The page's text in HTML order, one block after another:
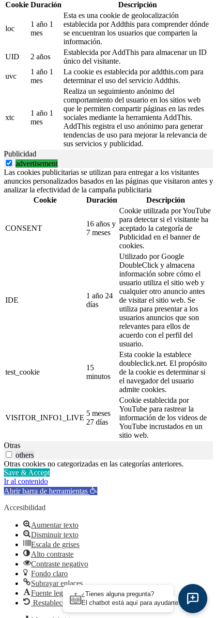
Cookie Duración Descripción
loc
1 año 1
mes
Esta es una cookie de geolocalización
establecida por Addthis para comprender dónde
se encuentran los usuarios que comparten la
información.
UID
2 años
Establecida por AddThis para almacenar un ID
único del visitante.
uvc
1 año 1
mes
La cookie es establecida por addthis.com para
determinar el uso del servicio Addthis.
xtc
1 año 1
mes
Realiza un seguimiento anónimo del
comportamiento del usuario en los sitios web
que le permiten compartir páginas en las redes
sociales mediante la herramienta AddThis.
AddThis registra el uso anónimo para generar
tendencias de uso para mejorar la relevancia de
sus servicios y publicidad.
Publicidad
advertisement
Las cookies publicitarias se utilizan para entregar a los visitantes
anuncios personalizados basados en las páginas que visitaron antes y
analizar la efectividad de la campaña publicitaria
Cookie
Duración Descripción
CONSENT
16 años y
7 meses
Cookie utilizada por YouTube
para detectar si el visitante ha
aceptado la categoría de
Publicidad en el banner de
cookies.
IDE
1 año 24
días
Utilizado por Google
DoubleClick y almacena
información sobre cómo el
usuario utiliza el sitio web y
cualquier otro anuncio antes
de visitar el sitio web. Se
utiliza para presentar a los
usuarios anuncios que son
relevantes para ellos de
acuerdo con el perfil del
usuario.
test_cookie
15
minutos
Esta cookie la establece
doubleclick.net. El propósito
de la cookie es determinar si
el navegador del usuario
admite cookies.
VISITOR_INFO1_LIVE
5 meses
27 días
Cookie establecida por
YouTube para rastrear la
información de los videos de
YouTube incrustados en un
sitio web.
Otras
others
Otras cookies no categorizadas en las categorías anteriores.
Save & Accept
Ir al contenido
Abrir barra de herramientas
Accesibilidad
Aumentar texto
Disminuir texto
Escala de grises
Alto contraste
Contraste negativo
Fondo claro
Subrayar enlaces
Fuente legible
Restablecer
¿Tienes alguna pregunta?
El chatbot está aquí para ayudarte.